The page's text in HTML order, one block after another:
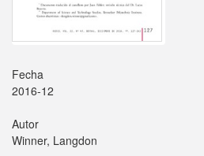
Fecha
2016-12
Autor
Winner, Langdon